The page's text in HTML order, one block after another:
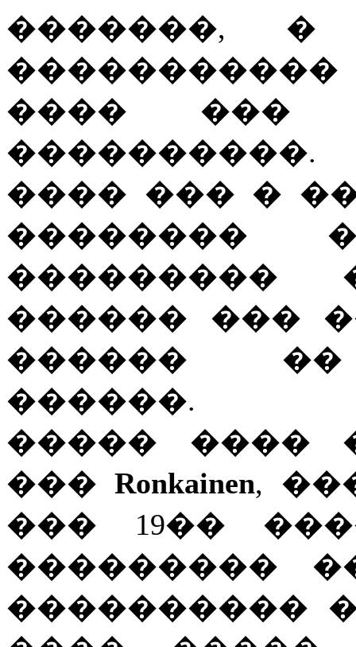
�������, �
���� ���
����������.
���� ��� �
��������
���������
������ ���
������ ��
������.
����� ����
���Ronkainen,
��� 19��
���������
����������